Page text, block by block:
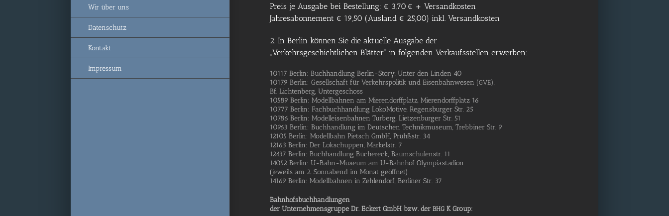
Wir über uns
Datenschutz
Kontakt
Impressum
Preis je Ausgabe bei Bestellung: € 3,70 € + Versandkosten
Jahresabonnement € 19,50 (Ausland € 25,00) inkl. Versandkosten
2. In Berlin können Sie die aktuelle Ausgabe der
„Verkehrsgeschichtlichen Blätter“ in folgenden Verkaufsstellen erwerben:
10117 Ber­lin: Buch­hand­lung Ber­­lin-Sto­ry, Unter den Lin­den 40
10179 Ber­lin: Gesell­schaft für Ver­kehrs­po­li­tik und Eisen­bahn­we­sen (GVE),
Bf. Lich­ten­berg, Untergeschoss
10589 Ber­lin: Modell­bah­nen am Mie­ren­dorff­platz, Mie­ren­dorff­platz 16
10777 Ber­lin: Fach­buch­hand­lung Loko­Mo­ti­ve, Regens­bur­ger Str. 25
10786 Ber­lin: Modell­ei­sen­bah­nen Tur­berg, Liet­zen­bur­ger Str. 51
10963 Ber­lin: Buch­hand­lung im Deut­schen Tech­nik­mu­se­um, Treb­bi­ner Str. 9
12105 Ber­lin: Modell­bahn Pietsch GmbH, Prühß­str. 34
12163 Ber­lin: Der Lok­schup­pen, Mar­kel­str. 7
12437 Ber­lin: Buch­hand­lung Bücher­eck, Baum­schu­len­str. 11
14052 Ber­lin: U-Bahn-Muse­um am U-Bahn­hof Olympiastadion
(jeweils am 2. Sonn­abend im Monat geöffnet)
14169 Ber­lin: Modell­bah­nen in Zehlen­dorf, Ber­li­ner Str. 37
Bahn­hofs­buch­hand­lun­gen
der Unter­neh­mens­grup­pe Dr. Eckert GmbH bzw. der BHG K Group: